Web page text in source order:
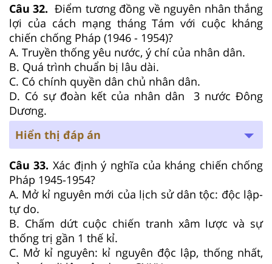
Câu 32.Điểm tương đồng về nguyên nhân thắng
lợi của cách mạng tháng Tám với cuộc kháng
chiến chống Pháp (1946 - 1954)?
A. Truyền thống yêu nước, ý chí của nhân dân.
B. Quá trình chuẩn bị lâu dài.
C. Có chính quyền dân chủ nhân dân.
D. Có sự đoàn kết của nhân dân 3 nước Đông
Dương.
Hiển thị đáp án
Câu 33. Xác định ý nghĩa của kháng chiến chống
Pháp 1945-1954?
A. Mở kỉ nguyên mới của lịch sử dân tộc: độc lập-
tự do.
B. Chấm dứt cuộc chiến tranh xâm lược và sự
thống trị gần 1 thế kỉ.
C. Mở kỉ nguyên: kỉ nguyên độc lập, thống nhất,